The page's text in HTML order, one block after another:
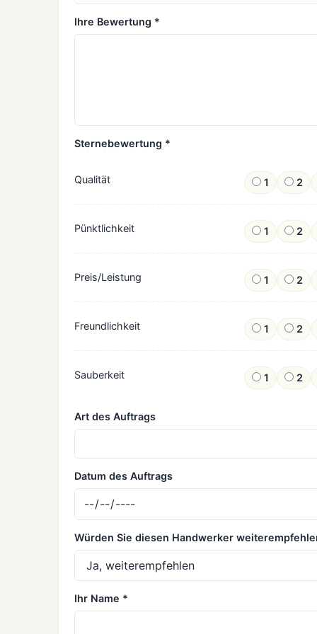
Ihre Bewertung *
Sternebewertung *
Qualität 1 2
Pünktlichkeit 1 2
Preis/Leistung 1 2
Freundlichkeit 1 2
Sauberkeit 1 2
Art des Auftrags
Datum des Auftrags
Würden Sie diesen Handwerker
Ihr Name *